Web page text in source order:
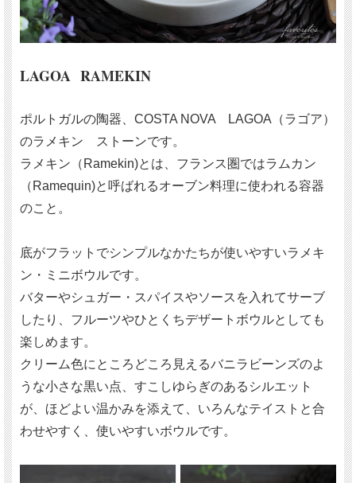
LAGOA RAMEKIN
ポルトガルの陶器、COSTA NOVA LAGOA（ラゴア）
のラメキン ストーンです。
ラメキン（Ramekin)とは、フランス圏ではラムカン
（Ramequin)と呼ばれるオーブン料理に使われる容器
のこと。
底がフラットでシンプルなかたちが使いやすいラメキ
ン・ミニボウルです。
バターやシュガー・スパイスやソースを入れてサーブ
したり、フルーツやひとくちデザートボウルとしても
楽しめます。
クリーム色にところどころ見えるバニラビーンズのよ
うな小さな黒い点、すこしゆらぎのあるシルエット
が、ほどよい温かみを添えて、いろんなテイストと合
わせやすく、使いやすいボウルです。